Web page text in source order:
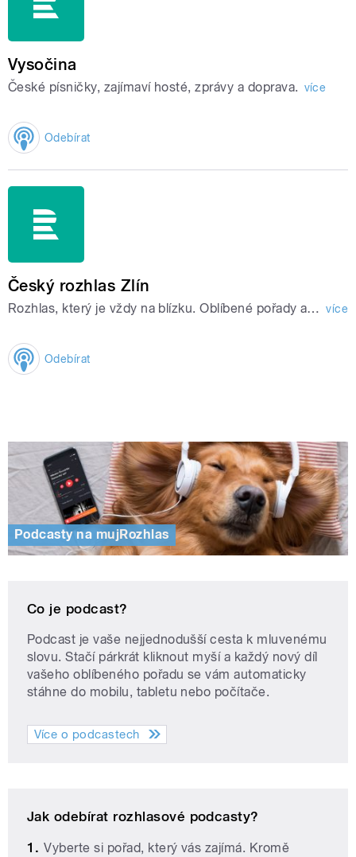
Vysočina
České písničky, zajímaví hosté, zprávy a doprava. více
Odebírat
Český rozhlas Zlín
Rozhlas, který je vždy na blízku. Oblíbené pořady a hudba, kterou máte rádi. více
Odebírat
Podcasty na mujRozhlas
Co je podcast?
Podcast je vaše nejjednodušší cesta k mluvenému
slovu. Stačí párkrát kliknout myší a každý nový díl
vašeho oblíbeného pořadu se vám automaticky
stáhne do mobilu, tabletu nebo počítače.
Více o podcastech
Jak odebírat rozhlasové podcasty?
Vyberte si pořad, který vás zajímá. Kromě